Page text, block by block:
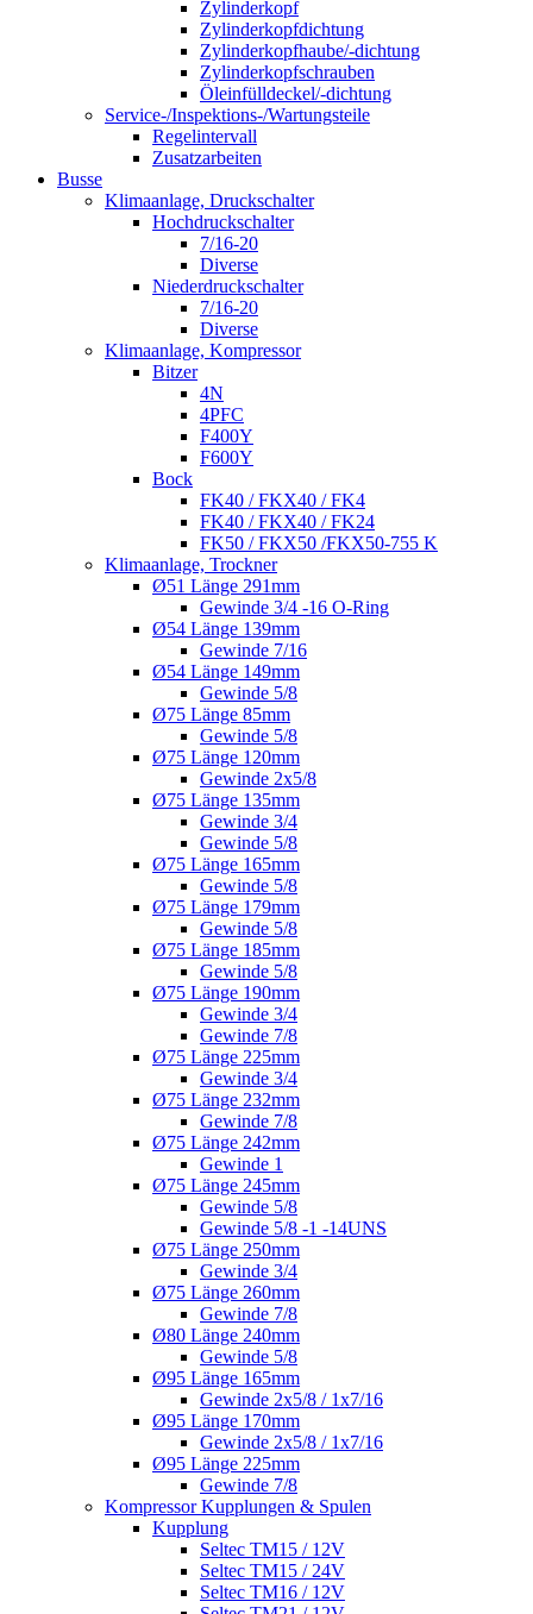
Zylinderkopf
Zylinderkopfdichtung
Zylinderkopfhaube/-dichtung
Zylinderkopfschrauben
Öleinfülldeckel/-dichtung
Service-/Inspektions-/Wartungsteile
Regelintervall
Zusatzarbeiten
Busse
Klimaanlage, Druckschalter
Hochdruckschalter
7/16-20
Diverse
Niederdruckschalter
7/16-20
Diverse
Klimaanlage, Kompressor
Bitzer
4N
4PFC
F400Y
F600Y
Bock
FK40 / FKX40 / FK4
FK40 / FKX40 / FK24
FK50 / FKX50 /FKX50-755 K
Klimaanlage, Trockner
Ø51 Länge 291mm
Gewinde 3/4 -16 O-Ring
Ø54 Länge 139mm
Gewinde 7/16
Ø54 Länge 149mm
Gewinde 5/8
Ø75 Länge 85mm
Gewinde 5/8
Ø75 Länge 120mm
Gewinde 2x5/8
Ø75 Länge 135mm
Gewinde 3/4
Gewinde 5/8
Ø75 Länge 165mm
Gewinde 5/8
Ø75 Länge 179mm
Gewinde 5/8
Ø75 Länge 185mm
Gewinde 5/8
Ø75 Länge 190mm
Gewinde 3/4
Gewinde 7/8
Ø75 Länge 225mm
Gewinde 3/4
Ø75 Länge 232mm
Gewinde 7/8
Ø75 Länge 242mm
Gewinde 1
Ø75 Länge 245mm
Gewinde 5/8
Gewinde 5/8 -1 -14UNS
Ø75 Länge 250mm
Gewinde 3/4
Ø75 Länge 260mm
Gewinde 7/8
Ø80 Länge 240mm
Gewinde 5/8
Ø95 Länge 165mm
Gewinde 2x5/8 / 1x7/16
Ø95 Länge 170mm
Gewinde 2x5/8 / 1x7/16
Ø95 Länge 225mm
Gewinde 7/8
Kompressor Kupplungen & Spulen
Kupplung
Seltec TM15 / 12V
Seltec TM15 / 24V
Seltec TM16 / 12V